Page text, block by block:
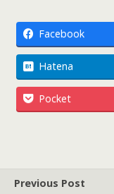
e
b
o
o
k
to
d
o
n
ai
l
Facebook
Hatena
Pocket
Previous Post